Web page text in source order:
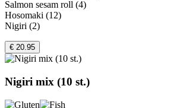
Salmon sesam roll (4)
Hosomaki (12)
Nigiri (2)
€ 20.95
Nigiri mix (10 st.)